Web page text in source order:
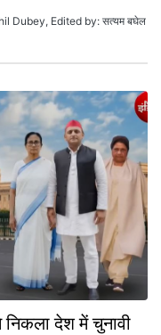
Dubey, Edited by: सत्यम बघेल
देश में चुनावी